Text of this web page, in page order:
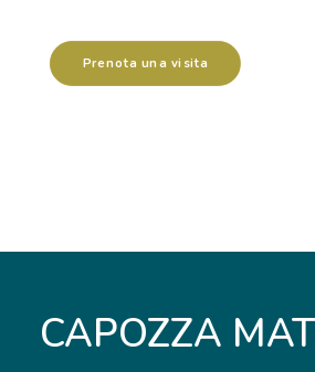
Prenota una visita
CAPOZZA